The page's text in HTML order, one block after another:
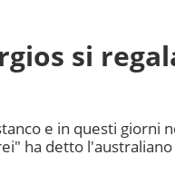
si
e in questi giorni
ha detto l'australiano